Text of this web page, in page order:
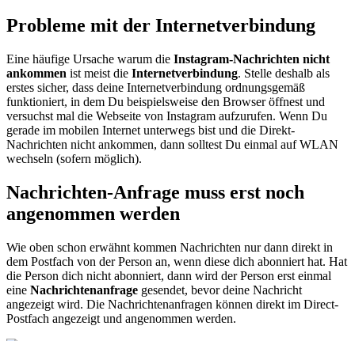
Probleme mit der Internetverbindung
Eine häufige Ursache warum die Instagram-Nachrichten nicht
ankommen ist meist die Internetverbindung. Stelle deshalb als
erstes sicher, dass deine Internetverbindung ordnungsgemäß
funktioniert, in dem Du beispielsweise den Browser öffnest und
versuchst mal die Webseite von Instagram aufzurufen. Wenn Du
gerade im mobilen Internet unterwegs bist und die Direkt-
Nachrichten nicht ankommen, dann solltest Du einmal auf WLAN
wechseln (sofern möglich).
Nachrichten-Anfrage muss erst noch
angenommen werden
Wie oben schon erwähnt kommen Nachrichten nur dann direkt in
dem Postfach von der Person an, wenn diese dich abonniert hat. Hat
die Person dich nicht abonniert, dann wird der Person erst einmal
eine Nachrichtenanfrage gesendet, bevor deine Nachricht
angezeigt wird. Die Nachrichtenanfragen können direkt im Direct-
Postfach angezeigt und angenommen werden.